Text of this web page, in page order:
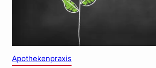
Apothekenpraxis